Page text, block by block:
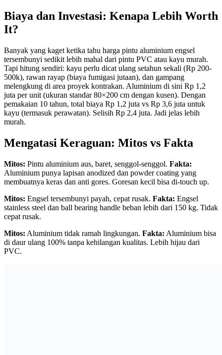
Biaya dan Investasi: Kenapa Lebih Worth
It?
Banyak yang kaget ketika tahu harga pintu aluminium engsel
tersembunyi sedikit lebih mahal dari pintu PVC atau kayu murah.
Tapi hitung sendiri: kayu perlu dicat ulang setahun sekali (Rp 200-
500k), rawan rayap (biaya fumigasi jutaan), dan gampang
melengkung di area proyek kontrakan. Aluminium di sini Rp 1,2
juta per unit (ukuran standar 80×200 cm dengan kusen). Dengan
pemakaian 10 tahun, total biaya Rp 1,2 juta vs Rp 3,6 juta untuk
kayu (termasuk perawatan). Selisih Rp 2,4 juta. Jadi jelas lebih
murah.
Mengatasi Keraguan: Mitos vs Fakta
Mitos: Pintu aluminium aus, baret, senggol-senggol. Fakta:
Aluminium punya lapisan anodized dan powder coating yang
membuatnya keras dan anti gores. Goresan kecil bisa di-touch up.
Mitos: Engsel tersembunyi payah, cepat rusak. Fakta: Engsel
stainless steel dan ball bearing handle beban lebih dari 150 kg. Tidak
cepat rusak.
Mitos: Aluminium tidak ramah lingkungan. Fakta: Aluminium bisa
di daur ulang 100% tanpa kehilangan kualitas. Lebih hijau dari
PVC.